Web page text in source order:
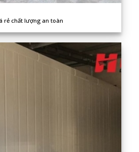
rẻ chất lượng an toàn